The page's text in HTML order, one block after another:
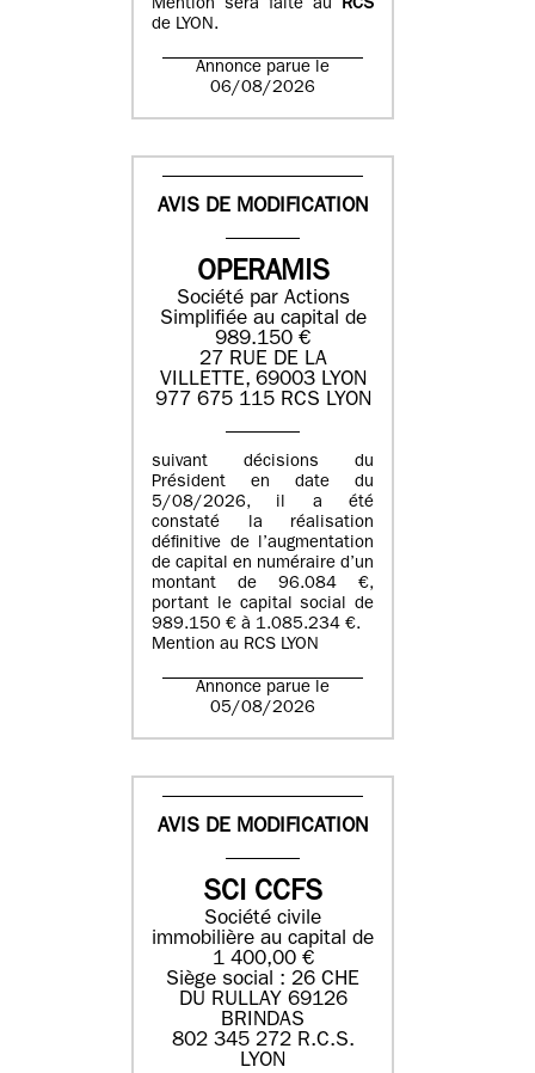
Mention sera faite au RCS
de LYON.
Annonce parue le
06/08/2026
AVIS DE MODIFICATION
OPERAMIS
Société par Actions
Simplifiée au capital de
989.150 €
27 RUE DE LA
VILLETTE, 69003 LYON
977 675 115 RCS LYON
suivant décisions du
Président en date du
5/08/2026, il a été
constaté la réalisation
définitive de l’augmentation
de capital en numéraire d’un
montant de 96.084 €,
portant le capital social de
989.150 € à 1.085.234 €.
Mention au RCS LYON
Annonce parue le
05/08/2026
AVIS DE MODIFICATION
SCI CCFS
Société civile
immobilière au capital de
1 400,00 €
Siège social : 26 CHE
DU RULLAY 69126
BRINDAS
802 345 272 R.C.S.
LYON